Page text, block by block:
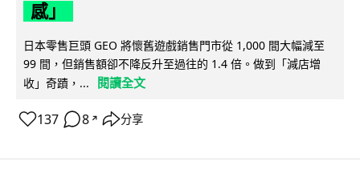
感」
日本零售巨頭 GEO 將懷舊遊戲銷售門市從 1,000 間大幅減至
99 間，但銷售額卻不降反升至過往的 1.4 倍。做到「減店增
收」奇蹟，...
閱讀全文
137 8 ↗ 分享